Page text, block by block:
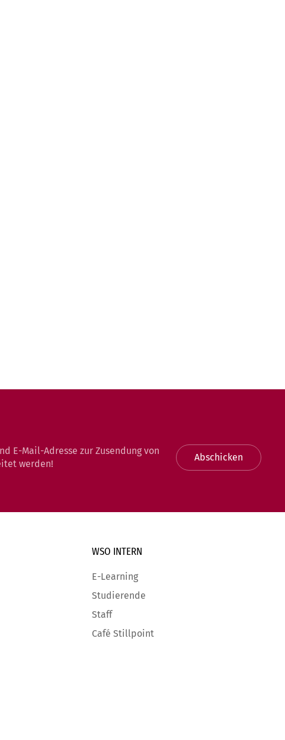
E-Mail-Adresse zur Zusendung von
werden!
Abschicken
WSO INTERN
E-Learning
Studierende
Staff
Café Stillpoint